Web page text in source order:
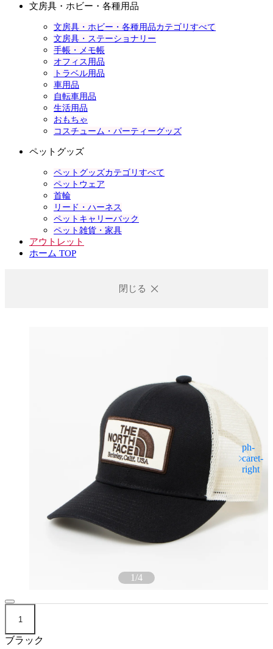
文房具・ホビー・各種用品
文房具・ホビー・各種用品カテゴリすべて
文房具・ステーショナリー
手帳・メモ帳
オフィス用品
トラベル用品
車用品
自転車用品
生活用品
おもちゃ
コスチューム・パーティーグッズ
ペットグッズ
ペットグッズカテゴリすべて
ペットウェア
首輪
リード・ハーネス
ペットキャリーバック
ペット雑貨・家具
アウトレット
ホーム TOP
閉じる
1/4
1
ブラック